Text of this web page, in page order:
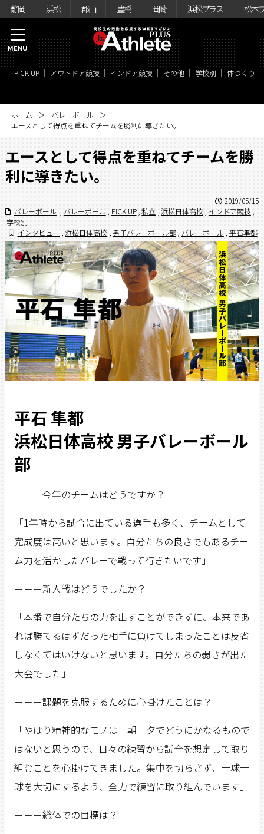
静岡 浜松 郡山 豊橋 岡崎 浜松プラス 松本
PICK UP アウトドア競技 インドア競技 その他 学校別 体づくり
MENU
ホーム
バレーボール
エースとして得点を重ねてチームを勝利に導きたい。
エースとして得点を重ねてチームを勝
利に導きたい。
2019/05/15
バレーボール
バレーボール , PICK UP 私立 ,浜松日体高校 インドア競技 ,
学校別
インタビュー 浜松日体高校 男子バレーボール部 バレーボール 平石隼都
平石 隼都
浜松日体高校 男子バレーボール
部
－－－今年のチームはどうですか？
「1年時から試合に出ている選手も多く、チームとして
完成度は高いと思います。自分たちの良さでもあるチー
ム力を活かしたバレーで戦って行きたいです」
－－－新人戦はどうでしたか？
「本番で自分たちの力を出すことができずに、本来であ
れば勝てるはずだった相手に負けてしまったことは反省
しなくてはいけないと思います。自分たちの弱さが出た
大会でした」
－－－課題を克服するために心掛けたことは？
「やはり精神的なモノは一朝一夕でどうにかなるもので
はないと思うので、日々の練習から試合を想定して取り
組むことを心掛けてきました。集中を切らさず、一球一
球を大切にするよう、全力で練習に取り組んでいます」
－－－総体での目標は？